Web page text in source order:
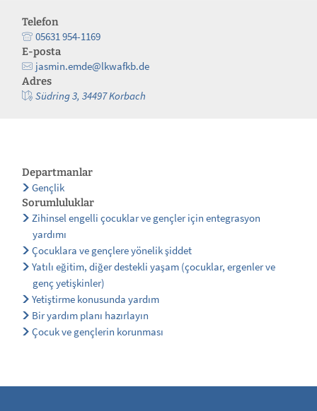
Telefon
05631 954-1169
E-posta
jasmin.emde@lkwafkb.de
Adres
Südring 3, 34497 Korbach
Departmanlar
Gençlik
Sorumluluklar
Zihinsel engelli çocuklar ve gençler için entegrasyon
yardımı
Çocuklara ve gençlere yönelik şiddet
Yatılı eğitim, diğer destekli yaşam (çocuklar, ergenler ve
genç yetişkinler)
Yetiştirme konusunda yardım
Bir yardım planı hazırlayın
Çocuk ve gençlerin korunması